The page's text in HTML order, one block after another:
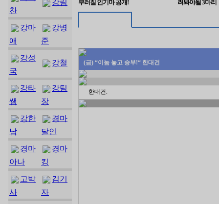
찬
강림
강마
애
강병
준
강성
국
강철
강타
쌤
강팀
장
강한
남
경마
달인
경마
아나
경마
킹
고박
사
김기
자
부러질 인기마 공개!
려봐야될 3마리
(금) “이놈 놓고 승부!“ 한대건
한대건.